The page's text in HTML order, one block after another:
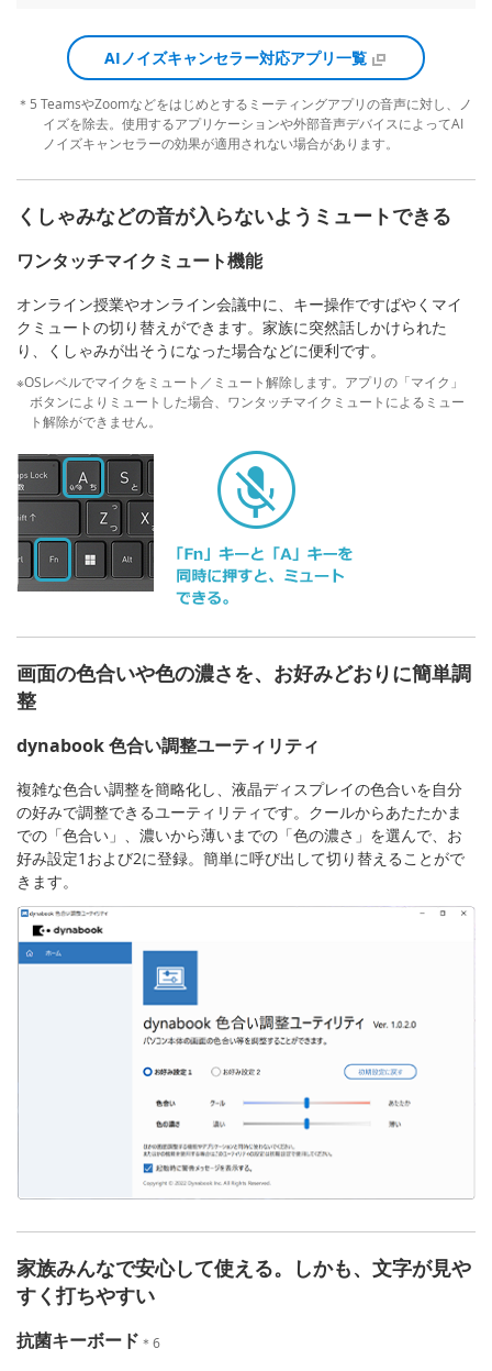
AIノイズキャンセラー対応アプリ一覧
＊5 TeamsやZoomなどをはじめとするミーティングアプリの音声に対し、ノ
イズを除去。使用するアプリケーションや外部音声デバイスによってAI
ノイズキャンセラーの効果が適用されない場合があります。
くしゃみなどの音が入らないようミュートできる
ワンタッチマイクミュート機能
オンライン授業やオンライン会議中に、キー操作ですばやくマイ
クミュートの切り替えができます。家族に突然話しかけられた
り、くしゃみが出そうになった場合などに便利です。
※OSレベルでマイクをミュート／ミュート解除します。アプリの「マイク」
ボタンによりミュートした場合、ワンタッチマイクミュートによるミュー
ト解除ができません。
画面の色合いや色の濃さを、お好みどおりに簡単調
整
dynabook 色合い調整ユーティリティ
複雑な色合い調整を簡略化し、液晶ディスプレイの色合いを自分
の好みで調整できるユーティリティです。クールからあたたかま
での「色合い」、濃いから薄いまでの「色の濃さ」を選んで、お
好み設定1および2に登録。簡単に呼び出して切り替えることがで
きます。
家族みんなで安心して使える。しかも、文字が見や
すく打ちやすい
抗菌キーボード ＊6